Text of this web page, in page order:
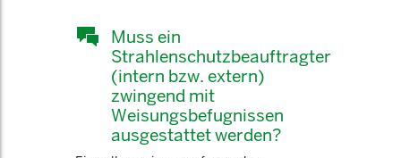
Muss ein
Strahlenschutzbeauftragter
(intern bzw. extern)
zwingend mit
Weisungsbefugnissen
ausgestattet werden?